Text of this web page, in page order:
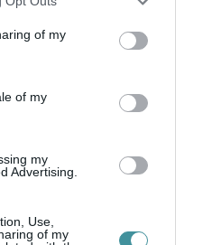
behaviour. You may click to
and its third-party tags to
purposes in below Google
of my
of my
my
Advertising.
Use,
of my
EGERBEN
HALAKAT MENTETT...
07|Környék ügye